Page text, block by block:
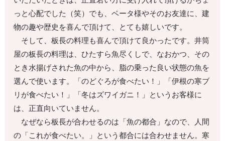
っと心配でした（笑）でも、ベータ様やそのお友達に、建
物の趣や歴史を喜んで頂けて、とても嬉しいです。
そして、板長の料理も喜んで頂けて良かったです。井筒
屋の板長の料理は、ひたすら魚尽くしで、なおかつ、その
とき水揚げされた魚の中から、脂の乗った良い状態の魚を
選んで使います。「のどぐろが食べたい！」「伊根の寒ブ
リが食べたい！」「冬はズワイガニ！」というお客様に
は、正直向いていません。
なぜなら板長が合わせるのは「魚の都合」なので、人間
の「これが食べたい。」という都合には合わせません。寒